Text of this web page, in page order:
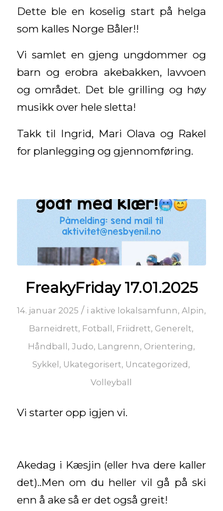
Dette ble en koselig start på helga
som kalles Norge Båler!!
Vi samlet en gjeng ungdommer og
barn og erobra akebakken, lavvoen
og området. Det ble grilling og høy
musikk over hele sletta!
Takk til Ingrid, Mari Olava og Rakel
for planlegging og gjennomføring.
FreakyFriday 17.01.2025
14. januar 2025 / i aktive lokalsamfunn, Alpin,
Barneidrett, Fotball, Friidrett, Generelt,
Håndball, Judo, Langrenn, Orientering,
Sykkel, Ukategorisert, Uncategorized,
Volleyball
Vi starter opp igjen vi.
Akedag i Kæsjin (eller hva dere kaller
det)..Men om du heller vil gå på ski
enn å ake så er det også greit!